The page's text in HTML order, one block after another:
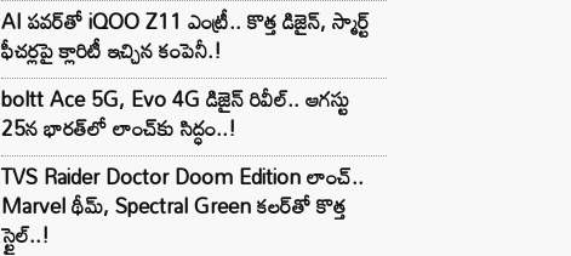
AI పవర్‌తో iQOO Z11 ఎంట్రీ.. కొత్త డిజైన్, స్మార్ట్
ఫీచర్లపై క్లారిటీ ఇచ్చిన కంపెనీ.!
boltt Ace 5G, Evo 4G డిజైన్ రివీల్.. ఆగస్టు
25న భారత్‌లో లాంచ్‌కు సిద్ధం..!
TVS Raider Doctor Doom Edition లాంచ్..
Marvel థీమ్, Spectral Green కలర్‌తో కొత్త
స్టైల్..!